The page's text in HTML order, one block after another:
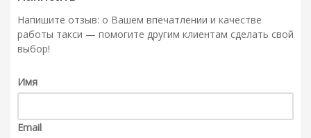
Напишите отзыв: о Вашем впечатлении и качестве
работы такси — помогите другим клиентам сделать свой
выбор!
Имя
Email